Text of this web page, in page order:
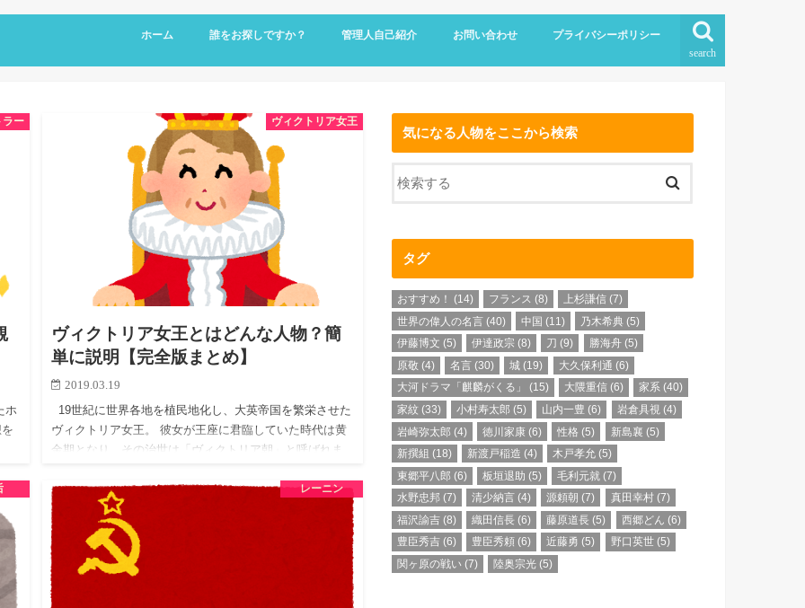
search
ホーム 誰をお探しですか？ 管理人自己紹介 お問い合わせ プライバシーポリシー
ラー
ホ
ヴィクトリア女王
ヴィクトリア女王とはどんな人物？簡
単に説明【完全版まとめ】
2019.03.19
19世紀に世界各地を植民地化し、大英帝国を繁栄させた
ヴィクトリア女王。 彼女が王座に君臨していた時代は黄
金期となり、その治世は「ヴィクトリア朝」と呼ばれま
レーニン
気になる人物をここから検索
タグ
おすすめ！ (14) フランス (8) 上杉謙信 (7)
世界の偉人の名言 (40) 中国 (11) 乃木希典 (5)
伊藤博文 (5) 伊達政宗 (8) 刀 (9) 勝海舟(5)
原敬 (4) 名言 (30) 城 (19) 大久保利通 (6)
大河ドラマ「麒麟がくる」
(15) 大隈重信 (6) 家系 (40)
家紋 (33) 小村寿太郎 (5) 山内一豊 (6) 岩倉具視(4)
岩崎弥太郎 (4) 徳川家康 (6) 性格 (5) 新島襄 (5)
新撰組 (18) 新渡戸稲造 (4) 木戸孝允 (5)
東郷平八郎 (6) 板垣退助 (5) 毛利元就 (7)
水野忠邦 (7) 清少納言 (4) 源頼朝 (7) 真田幸村(7)
福沢諭吉 (8) 織田信長 (6) 藤原道長 (5) 西郷どん (6)
豊臣秀吉 (6) 豊臣秀頼 (6) 近藤勇 (5) 野口英世(5)
関ヶ原の戦い (7) 陸奥宗光 (5)